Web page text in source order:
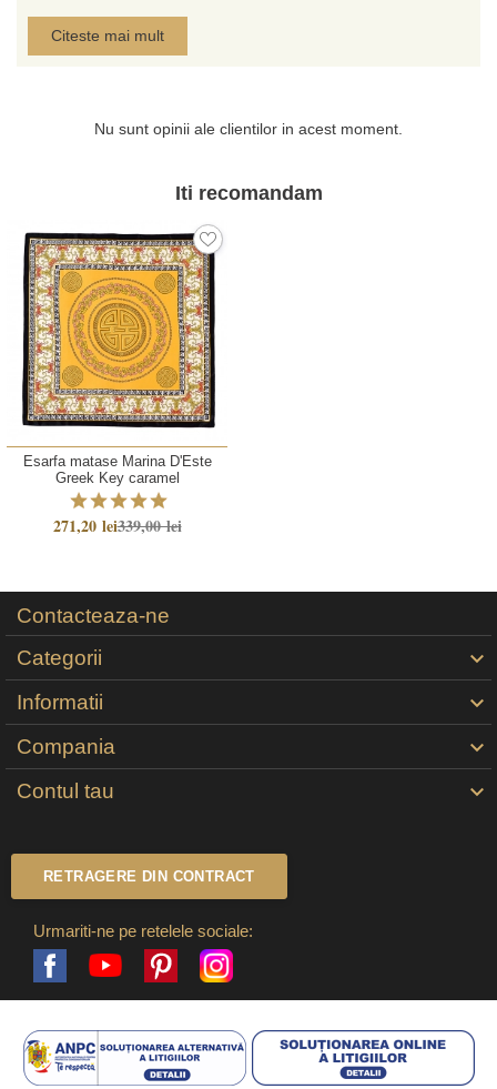
Citeste mai mult
Nu sunt opinii ale clientilor in acest moment.
Iti recomandam
Esarfa matase Marina D'Este
Greek Key caramel
271,20 lei339,00 lei
Contacteaza-ne
Categorii

Informatii 
Compania 
Contul tau 
RETRAGERE DIN CONTRACT
Urmariti-ne pe retelele sociale:
FacebookYouTube Pinterest